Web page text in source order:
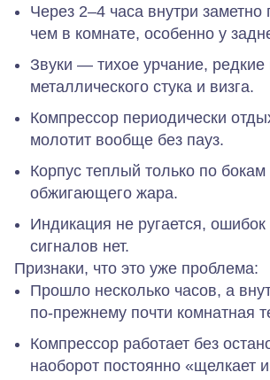
Через 2–4 часа внутри заметно
чем в комнате, особенно у
Звуки — тихое урчание, редкие
металлического стука и визга.
Компрессор периодически
молотит вообще без пауз.
Корпус теплый только по бокам
обжигающего жара.
Индикация не ругается,
сигналов нет.
Признаки, что это уже проблема:
Прошло несколько часов, а
по‑прежнему почти комнатная
Компрессор работает без
наоборот постоянно «щелкает